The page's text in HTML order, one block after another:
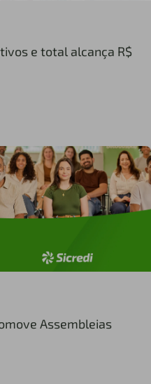
e total alcança R$
Assembleias